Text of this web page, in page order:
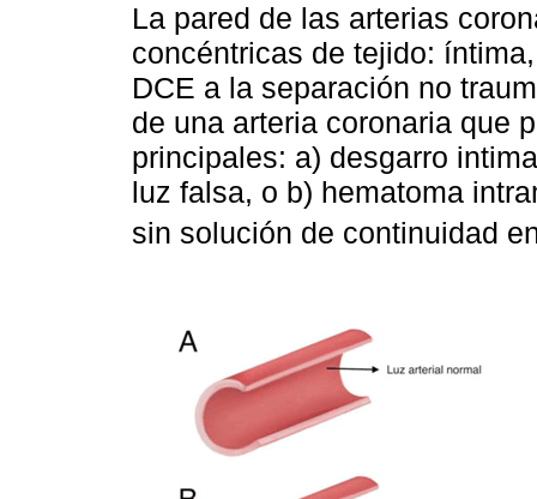
La pared de las arterias
concéntricas de tejido:
DCE a la separación no
de una arteria coronaria que
principales: a) desgarro
luz falsa, o b) hematoma
sin solución de continuidad